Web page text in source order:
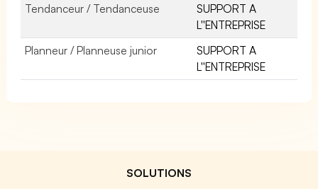
Tendanceur / Tendanceuse
SUPPORT A
L''ENTREPRISE
Planneur / Planneuse junior
SUPPORT A
L''ENTREPRISE
SOLUTIONS